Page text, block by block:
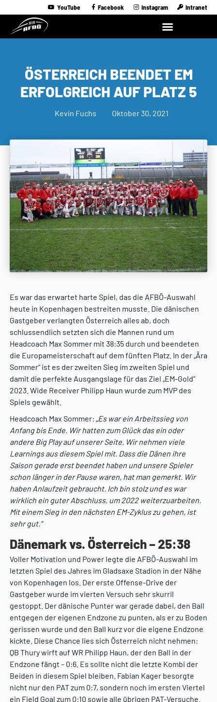
YouTube Facebook Instagram Intranet
ÖSTERREICH BEENDET EM
ERFOLGREICH AUF PLATZ 5
Kevin Fuchs Oktober 30, 2021
Es war das erwartet harte Spiel, das die AFBÖ-Auswahl
heute in Kopenhagen bestreiten musste. Die dänischen
Gastgeber verlangten Österreich alles ab, doch
schlussendlich setzten sich die Mannen rund um
Headcoach Max Sommer mit 38:35 durch und beendeten
die Europameisterschaft auf dem fünften Platz. In der „Ära
Sommer“ ist es der zweiten Sieg im zweiten Spiel und
damit die perfekte Ausgangslage für das Ziel „EM-Gold“
2023. Wide Receiver Philipp Haun wurde zum MVP des
Spiels gewählt.
Headcoach Max Sommer: „Es war ein Arbeitssieg von
Anfang bis Ende. Wir hatten zum Glück das ein oder
andere Big Play auf unserer Seite. Wir nehmen viele
Learnings aus diesem Spiel mit. Dass die Dänen ihre
Saison gerade erst beendet haben und unsere Spieler
schon länger in der Pause waren, hat man gemerkt. Wir
haben Anlaufzeit gebraucht. Ich bin stolz und es war
wirklich ein guter Abschluss, um 2022 weiterzuarbeiten.
Mit einem Sieg in den nächsten EM-Zyklus zu gehen, ist
sehr gut.“
Dänemark vs. Österreich – 25:38
Voller Motivation und Power legte die AFBÖ-Auswahl im
letzten Spiel des Jahres im Gladsaxe Stadion in der Nähe
von Kopenhagen los. Der erste Offense-Drive der
Gastgeber wurde im vierten Versuch sehr skurril
gestoppt. Der dänische Punter war gerade dabei, den Ball
entgegen der eigenen Endzone zu punten, als er zu Boden
gerissen wurde und den Ball kurz vor die eigene Endzone
kickte. Diese Chance lies sich Österreich nicht nehmen:
QB Thury wirft auf WR Philipp Haun, der den Ball in der
Endzone fängt – 0:6. Es sollte nicht die letzte Kombi der
Beiden in diesem Spiel bleiben. Fabian Kager besorgte
nicht nur den PAT zum 0:7, sondern noch im ersten Viertel
ein Field Goal zum 0:10 sowie alle übrigen PAT-Versuche.